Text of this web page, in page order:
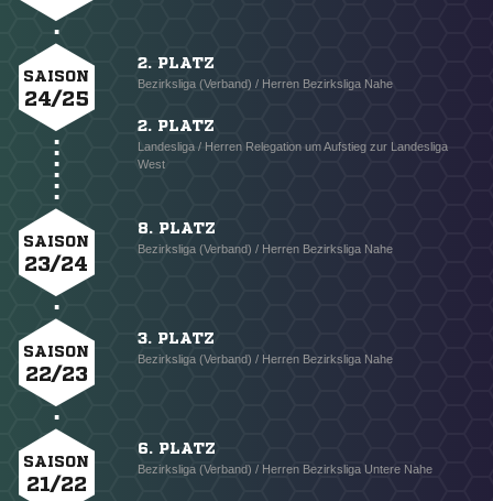
SAISON
24/25
2. PLATZ
Bezirksliga (Verband) / Herren Bezirksliga Nahe
2. PLATZ
Landesliga / Herren Relegation um Aufstieg zur Landesliga
West
SAISON
23/24
8. PLATZ
Bezirksliga (Verband) / Herren Bezirksliga Nahe
SAISON
22/23
3. PLATZ
Bezirksliga (Verband) / Herren Bezirksliga Nahe
SAISON
21/22
6. PLATZ
Bezirksliga (Verband) / Herren Bezirksliga Untere Nahe